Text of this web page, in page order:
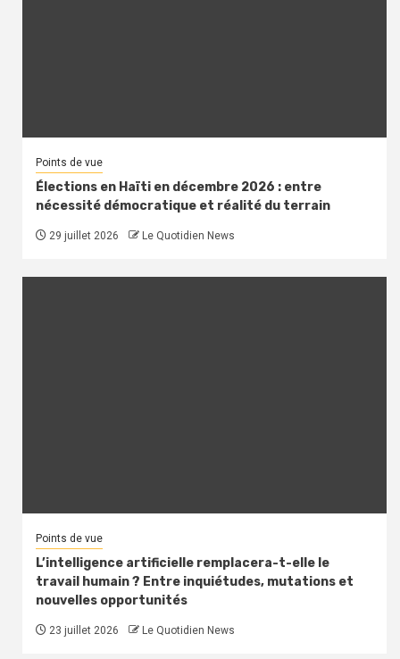
Points de vue
Élections en Haïti en décembre 2026 : entre
nécessité démocratique et réalité du terrain
29 juillet 2026 Le Quotidien News
Points de vue
L’intelligence artificielle remplacera-t-elle le
travail humain ? Entre inquiétudes, mutations et
nouvelles opportunités
23 juillet 2026 Le Quotidien News